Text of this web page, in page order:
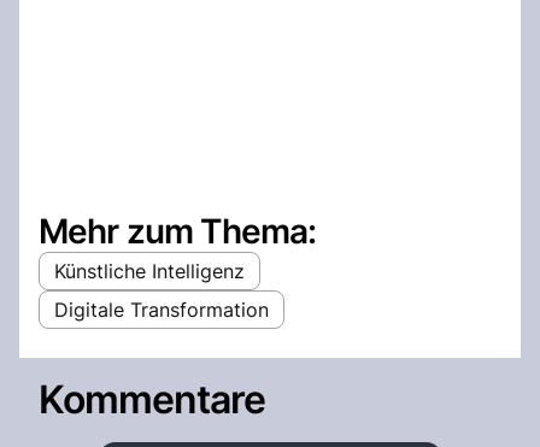
Mehr zum Thema:
Künstliche Intelligenz
Digitale Transformation
Kommentare